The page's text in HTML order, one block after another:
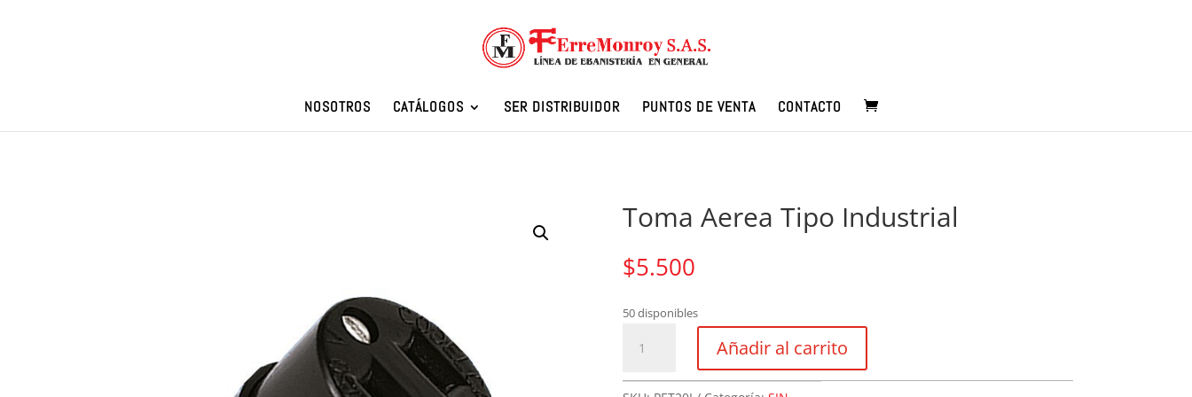
NOSOTROS CATÁLOGOS SER DISTRIBUIDOR PUNTOS DE VENTA CONTACTO
Toma Aerea Tipo Industrial
$5.500
50 disponibles
Aerea
Añadir al carrito